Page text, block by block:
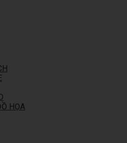
HỌA